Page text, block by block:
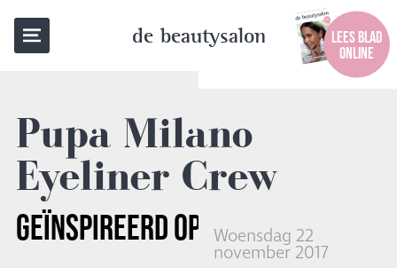
de beautysalon
LEES BLAD
ONLINE
Pupa Milano
Eyeliner Crew
GEÏNSPIREERD OP STRAATSTIJL
Woensdag 22
november 2017
TERUG NAAR OVERZICHT